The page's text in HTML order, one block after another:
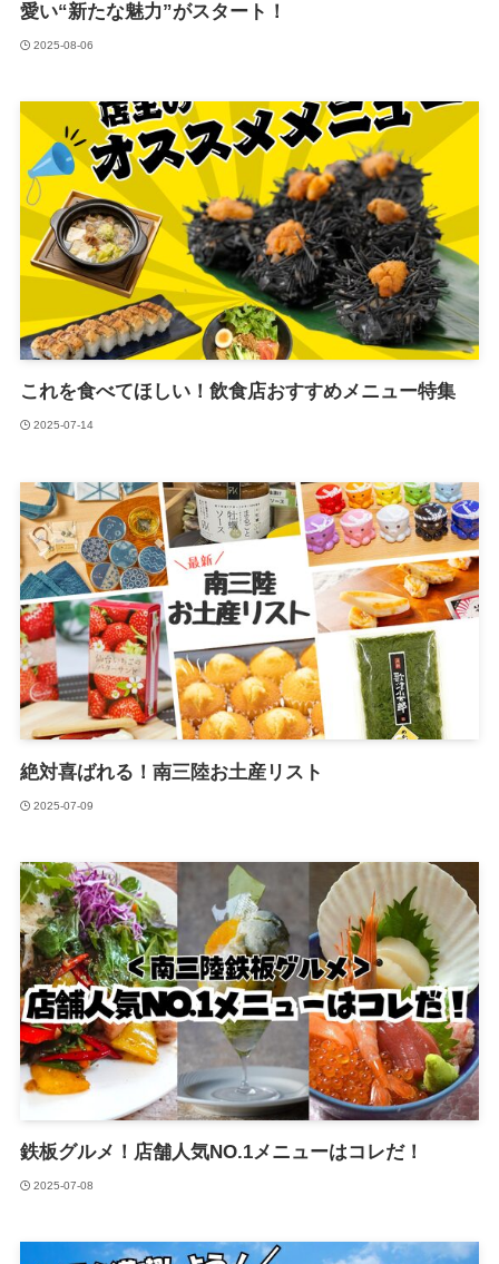
愛い“新たな魅力”がスタート！
2025-08-06
これを食べてほしい！飲食店おすすめメニュー特集
2025-07-14
絶対喜ばれる！南三陸お土産リスト
2025-07-09
鉄板グルメ！店舗人気NO.1メニューはコレだ！
2025-07-08